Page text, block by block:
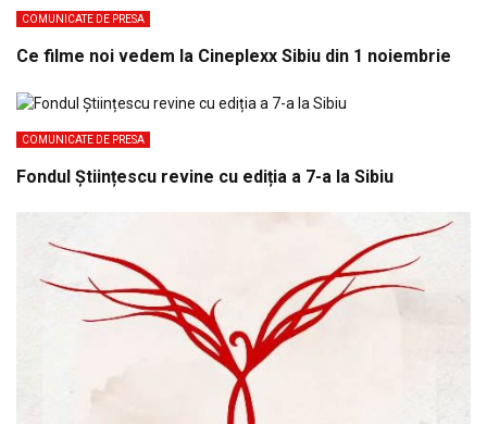
COMUNICATE DE PRESA
Ce filme noi vedem la Cineplexx Sibiu din 1 noiembrie
COMUNICATE DE PRESA
Fondul Științescu revine cu ediția a 7-a la Sibiu